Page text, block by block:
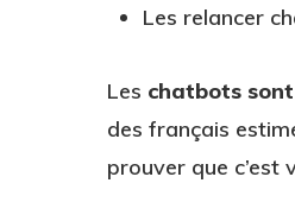
Les relancer
Les chatbots
des français
prouver que c’est